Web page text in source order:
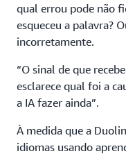
qual errou pode não
esqueceu a palavra?
incorretamente.
“O sinal de que
esclarece qual foi a
a IA fazer ainda”.
À medida que a
idiomas usando